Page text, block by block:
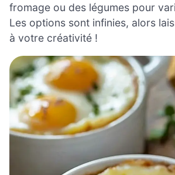
fromage ou des légumes pour
Les options sont infinies, alors
à votre créativité !